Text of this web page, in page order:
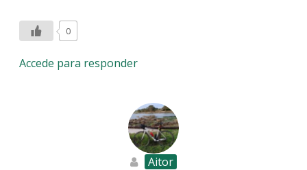
0
Accede para responder
Aitor